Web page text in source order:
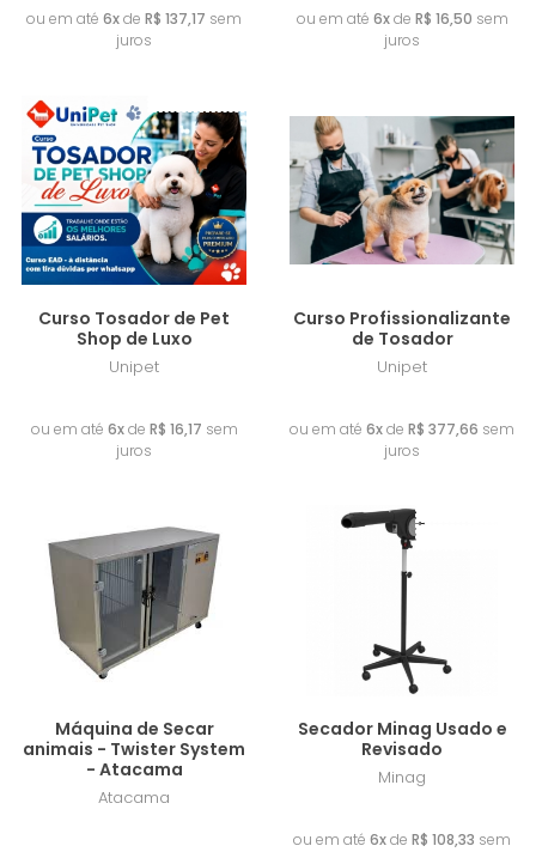
ou em até 6xde R$ 137,17 sem
juros
ou em até 6xde R$ 16,50 sem
juros
Curso Tosador de Pet
Shop de Luxo
Unipet
ou em até 6xde R$ 16,17 sem
juros
Curso Profissionalizante
de Tosador
Unipet
ou em até 6xde R$ 377,66 sem
juros
Máquina de Secar
animais - Twister System
- Atacama
Atacama
Secador Minag Usado e
Revisado
Minag
ou em até 6xde R$ 108,33 sem